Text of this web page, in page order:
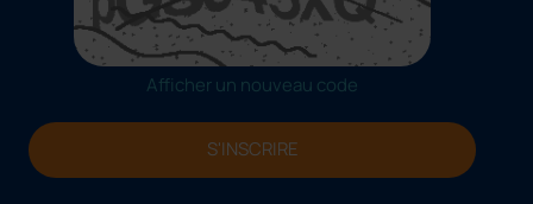
Afficher un nouveau code
S'INSCRIRE